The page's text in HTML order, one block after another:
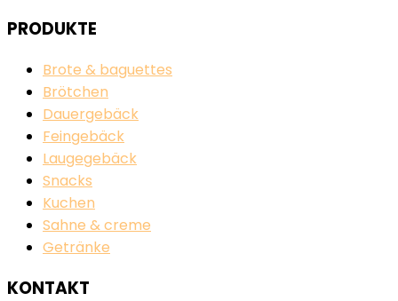
PRODUKTE
Brote & baguettes
Brötchen
Dauergebäck
Feingebäck
Laugegebäck
Snacks
Kuchen
Sahne & creme
Getränke
KONTAKT